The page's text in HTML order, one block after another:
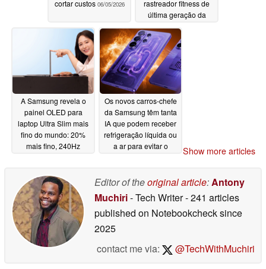
cortar custos 06/05/2026
rastreador fitness de
última geração da
06/03/2026
A Samsung revela o
painel OLED para
laptop Ultra Slim mais
fino do mundo: 20%
mais fino, 240Hz
Os novos carros-chefe
da Samsung têm tanta
IA que podem receber
refrigeração líquida ou
a ar para evitar o
06/01/2026
Show more articles
Editor of theoriginal article:Antony
Muchiri- Tech Writer- 241 articles
published on Notebookchecksince
2025
contact me via:
@TechWithMuchiri